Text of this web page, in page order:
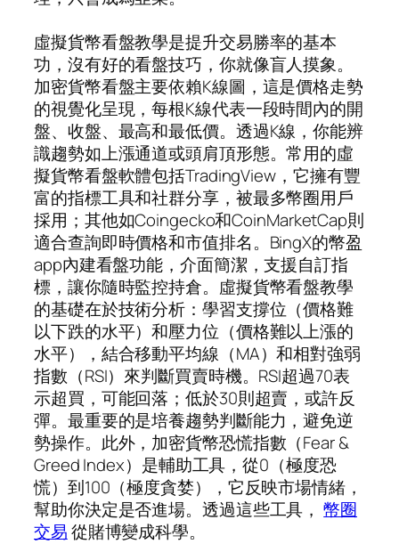
虛擬貨幣看盤教學是提升交易勝率的基本
功，沒有好的看盤技巧，你就像盲人摸象。
加密貨幣看盤主要依賴K線圖，這是價格走勢
的視覺化呈現，每根K線代表一段時間內的開
盤、收盤、最高和最低價。透過K線，你能辨
識趨勢如上漲通道或頭肩頂形態。常用的虛
擬貨幣看盤軟體包括TradingView，它擁有豐
富的指標工具和社群分享，被最多幣圈用戶
採用；其他如Coingecko和CoinMarketCap則
適合查詢即時價格和市值排名。BingX的幣盈
app內建看盤功能，介面簡潔，支援自訂指
標，讓你隨時監控持倉。虛擬貨幣看盤教學
的基礎在於技術分析：學習支撐位（價格難
以下跌的水平）和壓力位（價格難以上漲的
水平），結合移動平均線（MA）和相對強弱
指數（RSI）來判斷買賣時機。RSI超過70表
示超買，可能回落；低於30則超賣，或許反
彈。最重要的是培養趨勢判斷能力，避免逆
勢操作。此外，加密貨幣恐慌指數（Fear &
Greed Index）是輔助工具，從0（極度恐
慌）到100（極度貪婪），它反映市場情緒，
幫助你決定是否進場。透過這些工具，幣圈
交易從賭博變成科學。